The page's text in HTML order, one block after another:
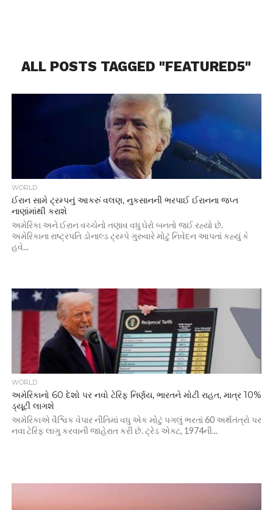
ALL POSTS TAGGED "FEATURED5"
WORLD
ઈરાન સામે ટ્રમ્પનું આકરું વલણ, નુકસાનની ભરપાઈ ઈરાનના જપ્ત
નાણાંમાંથી કરાશે
અમેરિકા અને ઈરાન વચ્ચેનો તણાવ વધુ ઘેરો બનતો જઈ રહ્યો છે.
અમેરિકાના રાષ્ટ્રપતિ ડોનાલ્ડ ટ્રમ્પે ગુરુવારે મોટું નિવેદન આપતાં કહ્યું કે
હવે...
WORLD
અમેરિકાનો 60 દેશો પર નવો ટેરિફ નિર્ણય, ભારતને મોટી રાહત, માત્ર 10%
ડ્યૂટી લાગશે
અમેરિકાએ વૈશ્વિક વેપાર નીતિમાં વધુ એક મોટું પગલું ભરતાં 60 અર્થતંત્રો પર
નવા ટેરિફ લાગુ કરવાની જાહેરાત કરી છે. ટ્રેડ એક્ટ, 1974ની...